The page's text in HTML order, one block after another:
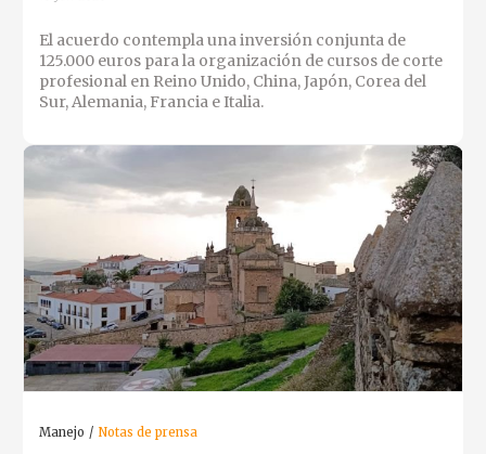
El acuerdo contempla una inversión conjunta de
125.000 euros para la organización de cursos de corte
profesional en Reino Unido, China, Japón, Corea del
Sur, Alemania, Francia e Italia.
Manejo Notas de prensa